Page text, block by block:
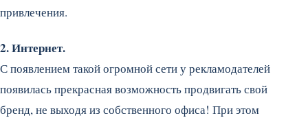
привлечения.
2. Интернет.
С появлением такой огромной сети у рекламодателей
появилась прекрасная возможность продвигать свой
бренд, не выходя из собственного офиса! При этом